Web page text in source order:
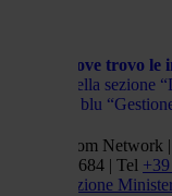
Dove trovo
Nella sezione
in blu
Netsons.com
01838660684 | Tel
Autorizzazione